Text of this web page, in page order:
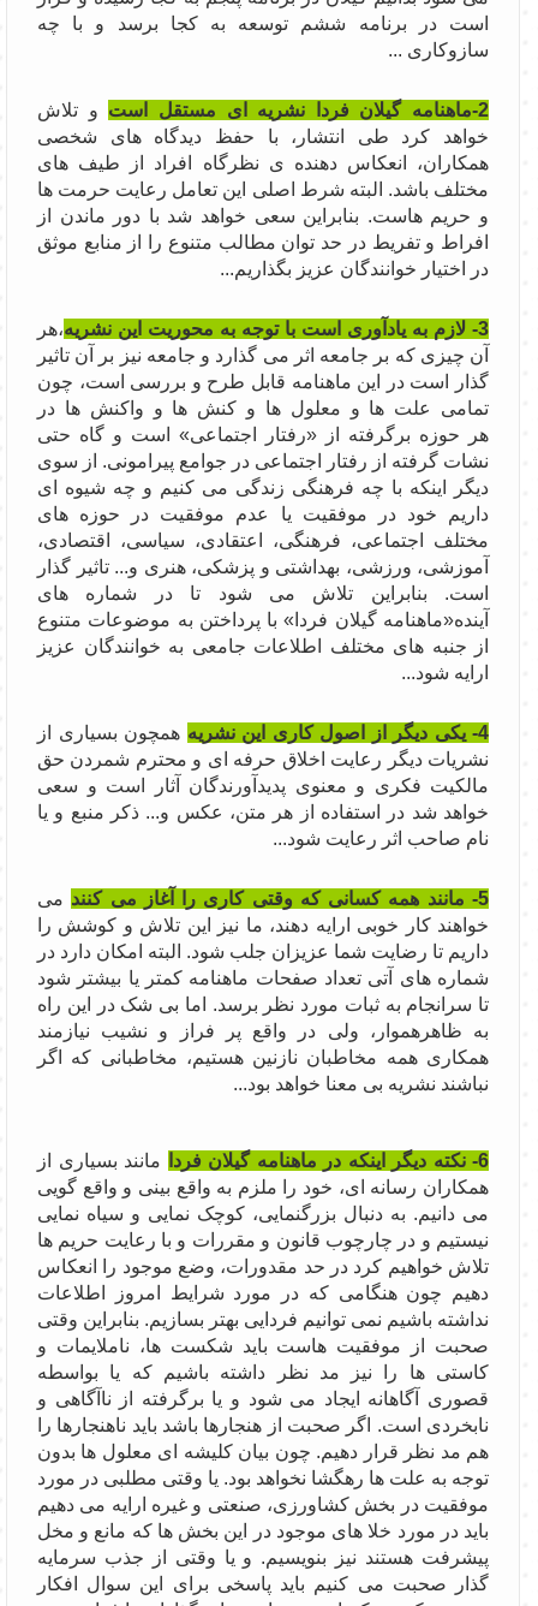
است در برنامه ششم توسعه به کجا برسد و با چه
سازوکاری ...
2-ماهنامه گیلان فردا نشریه ای مستقل است و تلاش
خواهد کرد طی انتشار، با حفظ دیدگاه های شخصی
همکاران، انعکاس دهنده ی نظرگاه افراد از طیف های
مختلف باشد. البته شرط اصلی این تعامل رعایت حرمت ها
و حریم هاست. بنابراین سعی خواهد شد با دور ماندن از
افراط و تفریط در حد توان مطالب متنوع را از منابع موثق
در اختیار خوانندگان عزیز بگذاریم...
3- لازم به یادآوری است با توجه به محوریت این نشریه
،هر
آن چیزی که بر جامعه اثر می گذارد و جامعه نیز بر آن تاثیر
گذار است در این ماهنامه قابل طرح و بررسی است، چون
تمامی علت ها و معلول ها و کنش ها و واکنش ها در
هر حوزه برگرفته از «رفتار اجتماعی» است و گاه حتی
نشات گرفته از رفتار اجتماعی در جوامع پیرامونی. از سوی
دیگر اینکه با چه فرهنگی زندگی می کنیم و چه شیوه ای
داریم خود در موفقیت یا عدم موفقیت در حوزه های
مختلف اجتماعی، فرهنگی، اعتقادی، سیاسی، اقتصادی،
آموزشی، ورزشی، بهداشتی و پزشکی، هنری و... تاثیر گذار
است. بنابراین تلاش می شود تا در شماره های
آینده«ماهنامه گیلان فردا» با پرداختن به موضوعات متنوع
از جنبه های مختلف اطلاعات جامعی به خوانندگان عزیز
ارایه شود...
4- یکی دیگر از اصول کاری این نشریه
همچون بسیاری از
نشریات دیگر رعایت اخلاق حرفه ای و محترم شمردن حق
مالکیت فکری و معنوی پدیدآورندگان آثار است و سعی
خواهد شد در استفاده از هر متن، عکس و... ذکر منبع و یا
نام صاحب اثر رعایت شود...
5- مانند همه کسانی که وقتی کاری را آغاز می کنند
می
خواهند کار خوبی ارایه دهند، ما نیز این تلاش و کوشش را
داریم تا رضایت شما عزیزان جلب شود. البته امکان دارد در
شماره های آتی تعداد صفحات ماهنامه کمتر یا بیشتر شود
تا سرانجام به ثبات مورد نظر برسد. اما بی شک در این راه
به ظاهرهموار، ولی در واقع پر فراز و نشیب نیازمند
همکاری همه مخاطبان نازنین هستیم، مخاطبانی که اگر
نباشند نشریه بی معنا خواهد بود...
6- نکته دیگر اینکه در ماهنامه گیلان فردا
مانند بسیاری از
همکاران رسانه ای، خود را ملزم به واقع بینی و واقع گویی
می دانیم. به دنبال بزرگنمایی، کوچک نمایی و سیاه نمایی
نیستیم و در چارچوب قانون و مقررات و با رعایت حریم ها
تلاش خواهیم کرد در حد مقدورات، وضع موجود را انعکاس
دهیم چون هنگامی که در مورد شرایط امروز اطلاعات
نداشته باشیم نمی توانیم فردایی بهتر بسازیم. بنابراین وقتی
صحبت از موفقیت هاست باید شکست ها، ناملایمات و
کاستی ها را نیز مد نظر داشته باشیم که یا بواسطه
قصوری آگاهانه ایجاد می شود و یا برگرفته از ناآگاهی و
نابخردی است. اگر صحبت از هنجارها باشد باید ناهنجارها را
هم مد نظر قرار دهیم. چون بیان کلیشه ای معلول ها بدون
توجه به علت ها رهگشا نخواهد بود. یا وقتی مطلبی در مورد
موفقیت در بخش کشاورزی، صنعتی و غیره ارایه می دهیم
باید در مورد خلا های موجود در این بخش ها که مانع و مخل
پیشرفت هستند نیز بنویسیم. و یا وقتی از جذب سرمایه
گذار صحبت می کنیم باید پاسخی برای این سوال افکار